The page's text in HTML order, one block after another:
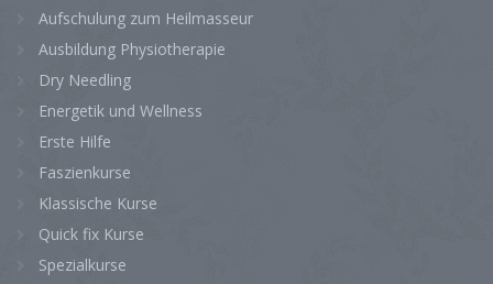
Aufschulung zum Heilmasseur
Ausbildung Physiotherapie
Dry Needling
Energetik und Wellness
Erste Hilfe
Faszienkurse
Klassische Kurse
Quick fix Kurse
Spezialkurse